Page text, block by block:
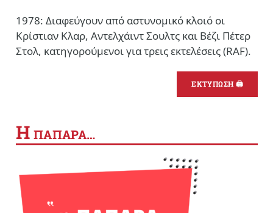
1978: Διαφεύγουν από αστυνομικό κλοιό οι
Κρίστιαν Κλαρ, Αντελχάιντ Σουλτς και Βέζι Πέτερ
Στολ, κατηγορούμενοι για τρεις εκτελέσεις (RAF).
ΕΚΤΥΠΩΣΗ 🖨
Η ΠΑΠΑΡΑ…